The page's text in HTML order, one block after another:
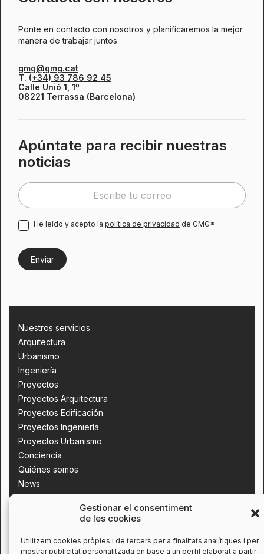
Gestionar el consentiment
de les cookies
Utilitzem cookies pròpies i de tercers per a finalitats analítiques i per
mostrar publicitat personalitzada en base a un perfil elaborat a partir
Ponte en contacto con nosotros y planificaremos la mejor
manera de trabajar juntos
gmg@gmg.cat
T. (+34) 93 786 92 45
Calle Unió 1, 1º
08221 Terrassa (Barcelona)
Apúntate para recibir nuestras
noticias
He leído y acepto la política de privacidad de GMG*
Nuestros servicios
Arquitectura
Urbanismo
Ingeniería
Proyectos
Proyectos Arquitectura
Proyectos Edificación
Proyectos Ingeniería
Proyectos Urbanismo
Conciencia
Quiénes somos
News